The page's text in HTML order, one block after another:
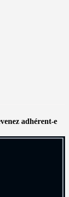
adhérent-e